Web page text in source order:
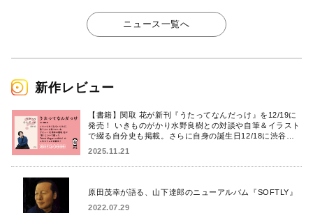
ニュース一覧へ
新作レビュー
【書籍】関取 花が新刊『うたってなんだっけ』を12/19に
発売！ いきものがかり水野良樹との対談や自筆＆イラスト
で綴る自分史も掲載。さらに自身の誕生日12/18に渋谷で
2025.11.21
原田茂幸が語る、山下達郎のニューアルバム『SOFTLY』
2022.07.29